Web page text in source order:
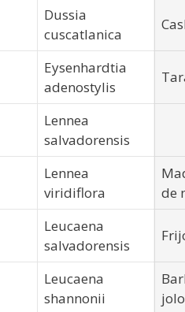
Dussia
cuscatlanica
Eysenhardtia
adenostylis
Lennea
salvadorensis
Lennea
viridiflora
de
Leucaena
salvadorensis
Leucaena
shannonii